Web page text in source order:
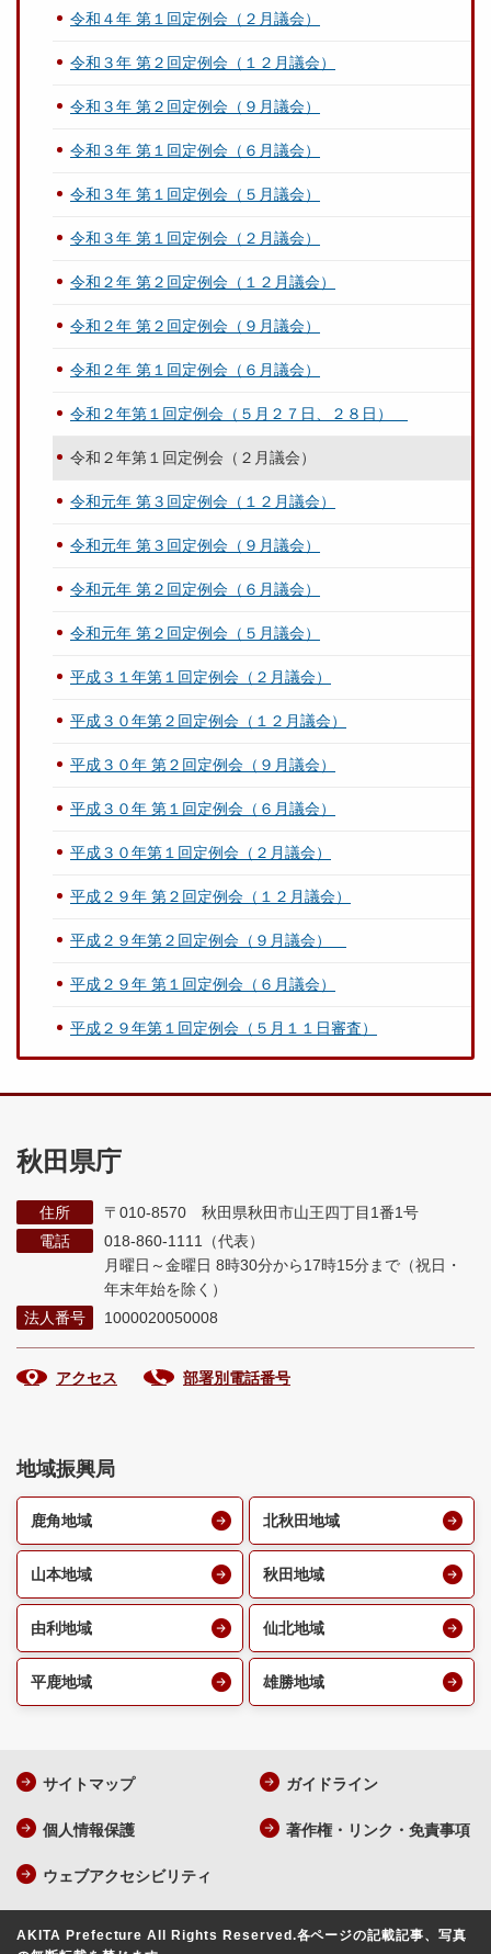
令和４年 第１回定例会（２月議会）
令和３年 第２回定例会（１２月議会）
令和３年 第２回定例会（９月議会）
令和３年 第１回定例会（６月議会）
令和３年 第１回定例会（５月議会）
令和３年 第１回定例会（２月議会）
令和２年 第２回定例会（１２月議会）
令和２年 第２回定例会（９月議会）
令和２年 第１回定例会（６月議会）
令和２年第１回定例会（５月２７日、２８日）
令和２年第１回定例会（２月議会）
令和元年 第３回定例会（１２月議会）
令和元年 第３回定例会（９月議会）
令和元年 第２回定例会（６月議会）
令和元年 第２回定例会（５月議会）
平成３１年第１回定例会（２月議会）
平成３０年第２回定例会（１２月議会）
平成３０年 第２回定例会（９月議会）
平成３０年 第１回定例会（６月議会）
平成３０年第１回定例会（２月議会）
平成２９年 第２回定例会（１２月議会）
平成２９年第２回定例会（９月議会）
平成２９年 第１回定例会（６月議会）
平成２９年第１回定例会（５月１１日審査）
秋田県庁
住所
〒010-8570 秋田県秋田市山王四丁目1番1号
電話
018-860-1111（代表）
月曜日～金曜日 8時30分から17時15分まで （祝日・
年末年始を除く）
法人番号
1000020050008
アクセス 部署別電話番号
地域振興局
鹿角地域 北秋田地域
山本地域 秋田地域
由利地域 仙北地域
平鹿地域 雄勝地域
サイトマップ ガイドライン
個人情報保護 著作権・リンク・免責事項
ウェブアクセシビリティ
AKITA Prefecture All Rights Reserved.各ページの記載記事、写真